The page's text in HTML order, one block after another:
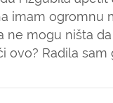
imam ogromnu
ne mogu ništa
ovo? Radila